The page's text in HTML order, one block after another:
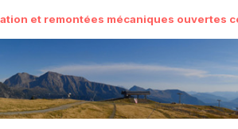
et remontées mécaniques ouvertes